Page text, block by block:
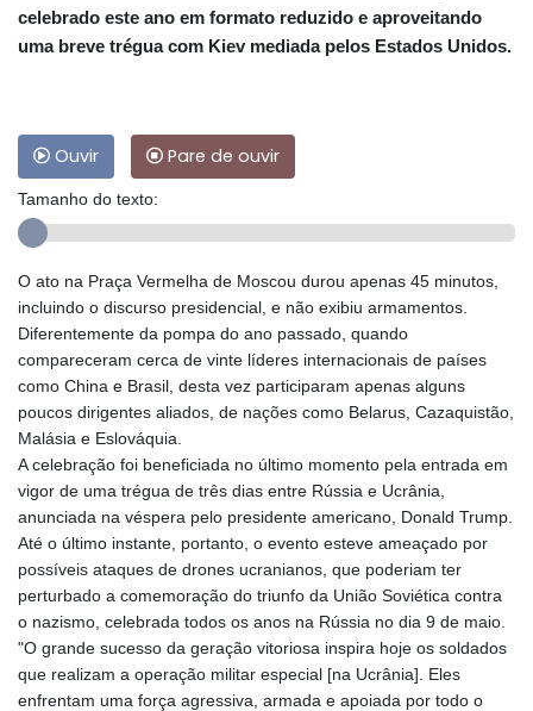
celebrado este ano em formato reduzido e aproveitando
uma breve trégua com Kiev mediada pelos Estados Unidos.
Ouvir Pare de ouvir
Tamanho do texto:
O ato na Praça Vermelha de Moscou durou apenas 45 minutos,
incluindo o discurso presidencial, e não exibiu armamentos.
Diferentemente da pompa do ano passado, quando
compareceram cerca de vinte líderes internacionais de países
como China e Brasil, desta vez participaram apenas alguns
poucos dirigentes aliados, de nações como Belarus, Cazaquistão,
Malásia e Eslováquia.
A celebração foi beneficiada no último momento pela entrada em
vigor de uma trégua de três dias entre Rússia e Ucrânia,
anunciada na véspera pelo presidente americano, Donald Trump.
Até o último instante, portanto, o evento esteve ameaçado por
possíveis ataques de drones ucranianos, que poderiam ter
perturbado a comemoração do triunfo da União Soviética contra
o nazismo, celebrada todos os anos na Rússia no dia 9 de maio.
"O grande sucesso da geração vitoriosa inspira hoje os soldados
que realizam a operação militar especial [na Ucrânia]. Eles
enfrentam uma força agressiva, armada e apoiada por todo o